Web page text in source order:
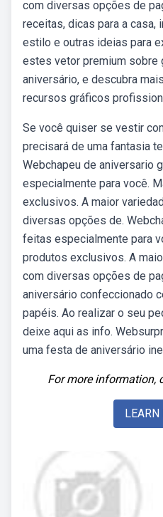
com diversas opções de
receitas, dicas para a casa,
estilo e outras ideias para
estes vetor premium sobre
aniversário, e descubra
recursos gráficos
Se você quiser se vestir
precisará de uma fantasia
Webchapeu de aniversario
especialmente para você.
exclusivos. A maior
diversas opções de.
feitas especialmente para
produtos exclusivos. A
com diversas opções de
aniversário confeccionado
papéis. Ao realizar o seu
deixe aqui as info.
uma festa de aniversário
For more information,
LEARN